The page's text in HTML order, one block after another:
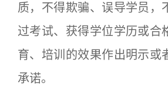
质，不得欺骗、误导学员，
过考试、获得学位学历或合
育、培训的效果作出明示或
承诺。